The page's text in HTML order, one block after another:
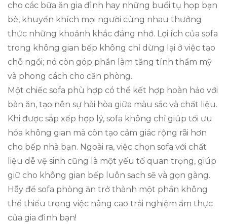
cho các bữa ăn gia đình hay những buổi tụ họp bạn
bè, khuyến khích mọi người cùng nhau thưởng
thức những khoảnh khắc đáng nhớ. Lợi ích của sofa
trong không gian bếp không chỉ dừng lại ở việc tạo
chỗ ngồi; nó còn góp phần làm tăng tính thẩm mỹ
và phong cách cho căn phòng.
Một chiếc sofa phù hợp có thể kết hợp hoàn hảo với
bàn ăn, tạo nên sự hài hòa giữa màu sắc và chất liệu.
Khi được sắp xếp hợp lý, sofa không chỉ giúp tối ưu
hóa không gian mà còn tạo cảm giác rộng rãi hơn
cho bếp nhà bạn. Ngoài ra, việc chọn sofa với chất
liệu dễ vệ sinh cũng là một yếu tố quan trọng, giúp
giữ cho không gian bếp luôn sạch sẽ và gọn gàng.
Hãy để sofa phòng ăn trở thành một phần không
thể thiếu trong việc nâng cao trải nghiệm ẩm thực
của gia đình bạn!